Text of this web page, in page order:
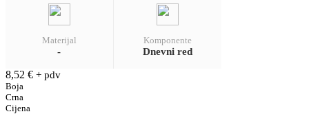
Materijal
-
Komponente
Dnevni red
8,52 € + pdv
Boja
Crna
Cijena